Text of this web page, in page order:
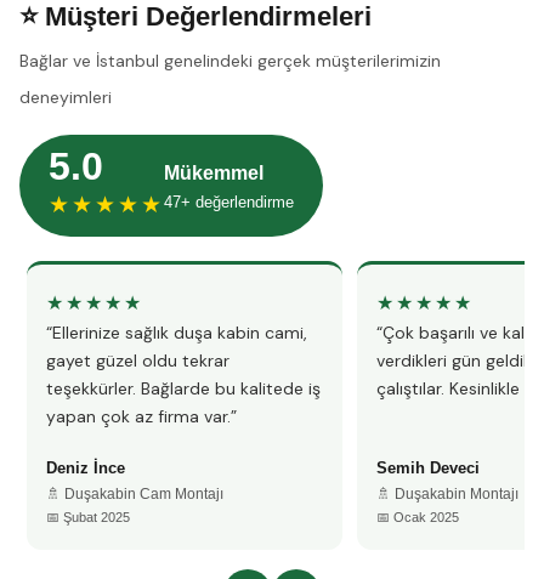
⭐ Müşteri Değerlendirmeleri
Bağlar ve İstanbul genelindeki gerçek müşterilerimizin
deneyimleri
5.0
★★★★★
Mükemmel
47+ değerlendirme
★★★★★
“Ellerinize sağlık duşa kabin cami,
gayet güzel oldu tekrar
teşekkürler. Bağlarde bu kalitede iş
yapan çok az firma var.”
Deniz İnce
🚿 Duşakabin Cam Montajı
📅 Şubat 2025
★★★★★
“Çok başarılı ve
verdikleri gün
çalıştılar. Kesinlikle
Semih Deveci
🚿 Duşakabin Montajı
📅 Ocak 2025